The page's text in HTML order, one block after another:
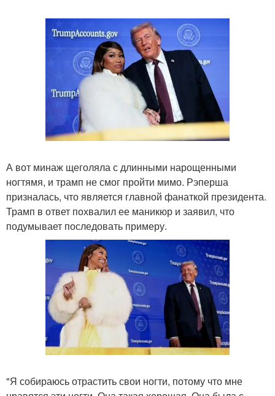
А вот минаж щеголяла с длинными нарощенными
ногтямя, и трамп не смог пройти мимо. Рэперша
призналась, что является главной фанаткой президента.
Трамп в ответ похвалил ее маникюр и заявил, что
подумывает последовать примеру.
"Я собираюсь отрастить свои ногти, потому что мне